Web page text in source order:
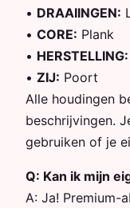
• DRAAIINGEN:
• CORE: Plank
• HERSTELLING:
• ZIJ: Poort
Alle houdingen
beschrijvingen.
gebruiken of je
Q: Kan ik mijn
A: Ja! Premium-